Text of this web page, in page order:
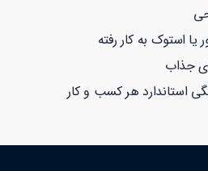
استوک به کار رفته
جذاب
استاندارد هر کسب و کار